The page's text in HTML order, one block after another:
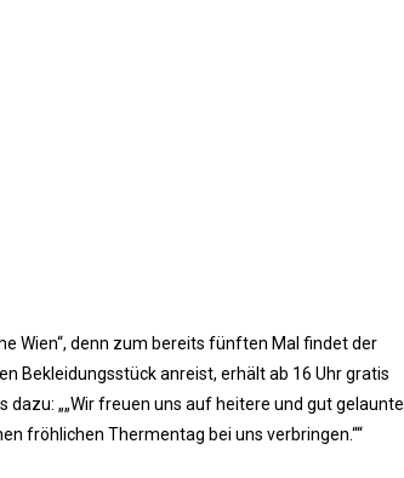
Wien“, denn zum bereits fünften Mal findet der
Bekleidungsstück anreist, erhält ab 16 Uhr gratis
„„Wir freuen uns auf heitere und gut gelaunte
fröhlichen Thermentag bei uns verbringen.““